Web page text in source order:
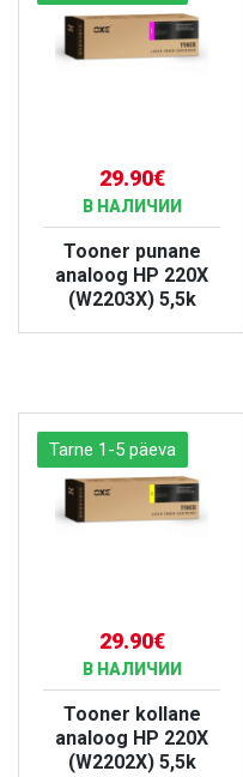
29.90€
В НАЛИЧИИ
Tooner punane
analoog HP 220X
(W2203X) 5,5k
Tarne 1-5 päeva
29.90€
В НАЛИЧИИ
Tooner kollane
analoog HP 220X
(W2202X) 5,5k